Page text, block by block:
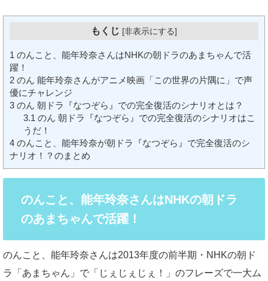
もくじ [非表示にする]
1 のんこと、能年玲奈さんはNHKの朝ドラのあまちゃんで活
躍！
2 のん 能年玲奈さんがアニメ映画「この世界の片隅に」で声
優にチャレンジ
3 のん 朝ドラ『なつぞら』での完全復活のシナリオとは？
3.1 のん 朝ドラ『なつぞら』での完全復活のシナリオはこ
うだ！
4 のんこと、能年玲奈が朝ドラ『なつぞら』で完全復活のシ
ナリオ！？のまとめ
のんこと、能年玲奈さんはNHKの朝ドラ
のあまちゃんで活躍！
のんこと、能年玲奈さんは2013年度の前半期・NHKの朝ド
ラ「あまちゃん」で「じぇじぇじぇ！」のフレーズで一大ム